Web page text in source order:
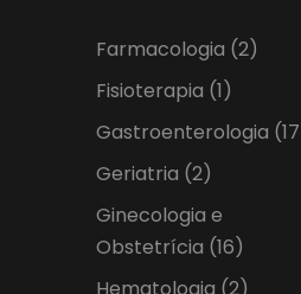
Farmacologia (2)
Fisioterapia (1)
Gastroenterologia
Geriatria (2)
Ginecologia e
Obstetrícia (16)
Hematologia (2)